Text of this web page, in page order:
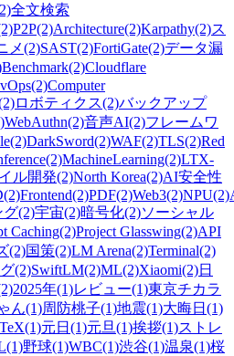
全文検索
P2P(2)Architecture(2)Karpathy(2)ス
メ(2)SAST(2)FortiGate(2)データ漏
Benchmark(2)Cloudflare
(2)Computer
ロボティクス(2)バックアップ
WebAuthn(2)音声AI(2)フレームワ
(2)DarkSword(2)WAF(2)TLS(2)Red
(2)MachineLearning(2)LTX-
ル開発(2)North Korea(2)AI安全性
(2)Frontend(2)PDF(2)Web3(2)NPU(2)
グ(2)宇宙(2)暗号化(2)ソーシャル
Caching(2)Project Glasswing(2)API
(2)国策(2)LM Arena(2)Terminal(2)
(2)SwiftLM(2)ML(2)Xiaomi(2)日
2025年(1)レビュー(1)東京チカラ
ん(1)周防桃子(1)地震(1)大晦日 (1)
(1)元日 (1)元旦(1)挨拶(1)ストレ
(1)野球(1)WBC(1)渋谷(1)温泉(1)桜